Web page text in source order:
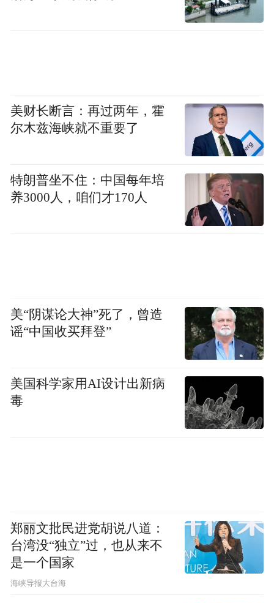
美财长断言：再过两年，霍
尔木兹海峡就不重要了
特朗普坐不住：中国每年培
养3000人，咱们才170人
美“阴谋论大神”死了，曾造
谣“中国收买拜登”
美国科学家用AI设计出新病
毒
郑丽文批民进党胡说八道：
台湾没“独立”过，也从来不
是一个国家
​海峡导报大台海